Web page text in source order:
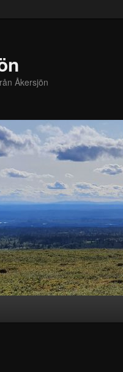
Åkersjön